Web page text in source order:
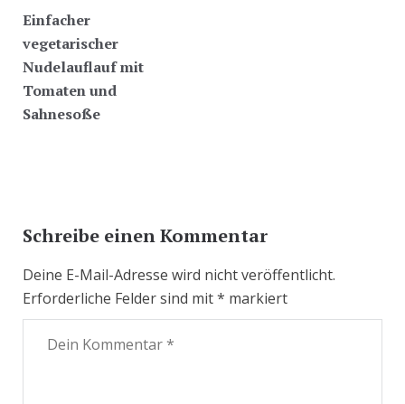
Einfacher
vegetarischer
Nudelauflauf mit
Tomaten und
Sahnesoße
Schreibe einen Kommentar
Deine E-Mail-Adresse wird nicht veröffentlicht.
Erforderliche Felder sind mit* markiert